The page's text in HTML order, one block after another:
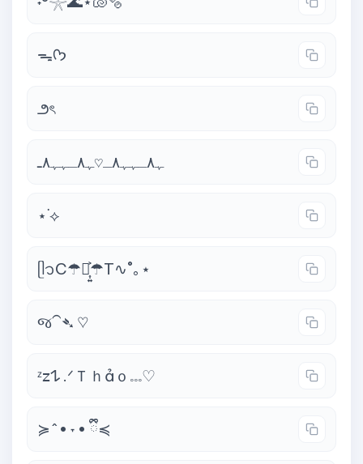
ᯓᡣ𐭩
౨ৎ
ﮩ٨ـﮩﮩ٨ـ♡ﮩ٨ـﮩﮩ٨ـ
⋆˙⟡
ᥫ᭡C☂☂͎͍͐☂T∿˚｡⋆
જ⁀➴ ♡
ᶻ𝗓𐰁 .ᐟＴｈảｏ𓏧♡
≽^• ˕ • ྀི≼